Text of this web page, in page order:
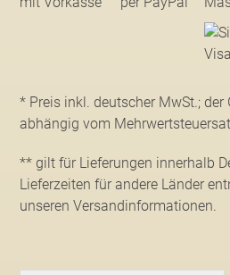
* Preis inkl. deutscher MwSt.; der
abhängig vom
** gilt für Lieferungen innerhalb
Lieferzeiten für andere Länder
unseren Versandinformationen.